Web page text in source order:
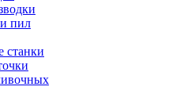
пил
станки